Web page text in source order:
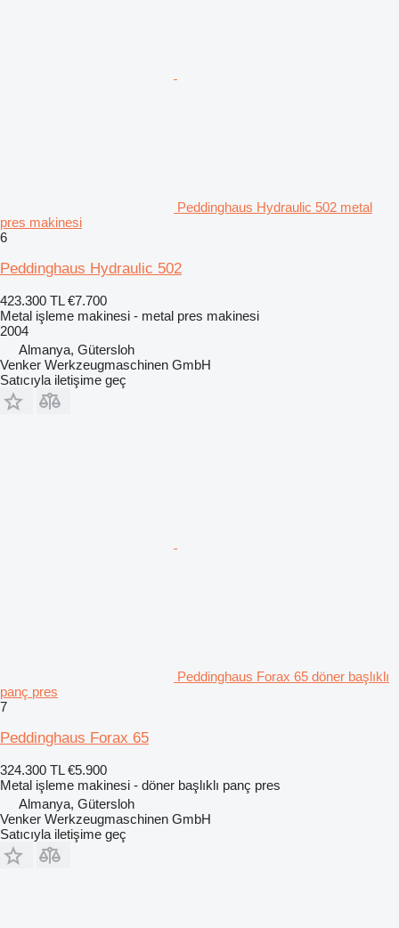
Peddinghaus Hydraulic 502 metal
pres makinesi
6
Peddinghaus Hydraulic 502
423.300 TL €7.700
Metal işleme makinesi - metal pres makinesi
2004
Almanya, Gütersloh
Venker Werkzeugmaschinen GmbH
Satıcıyla iletişime geç
Peddinghaus Forax 65 döner başlıklı
panç pres
7
Peddinghaus Forax 65
324.300 TL €5.900
Metal işleme makinesi - döner başlıklı panç pres
Almanya, Gütersloh
Venker Werkzeugmaschinen GmbH
Satıcıyla iletişime geç